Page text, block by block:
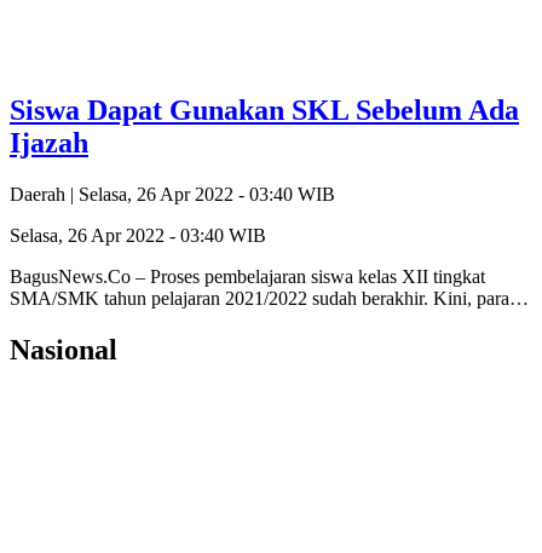
Siswa Dapat Gunakan SKL Sebelum Ada
Ijazah
Daerah | Selasa, 26 Apr 2022 - 03:40 WIB
Selasa, 26 Apr 2022 - 03:40 WIB
BagusNews.Co – Proses pembelajaran siswa kelas XII tingkat
SMA/SMK tahun pelajaran 2021/2022 sudah berakhir. Kini, para…
Nasional